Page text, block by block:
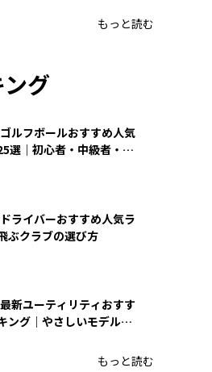
もっと読む
グ
ルフボールおすすめ人気
選｜初心者・中級者・上
ライバーおすすめ人気ラ
ぶクラブの選び方
最新ユーティリティおすす
ング｜やさしいモデルの
もっと読む